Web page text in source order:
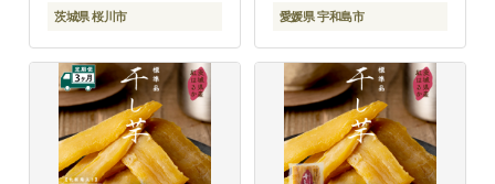
茨城県 桜川市 愛媛県 宇和島市